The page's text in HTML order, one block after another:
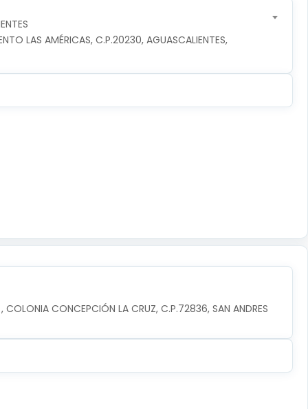
LAS AMÉRICAS, C.P.20230, AGUASCALIENTES,
COLONIA CONCEPCIÓN LA CRUZ, C.P.72836, SAN ANDRES